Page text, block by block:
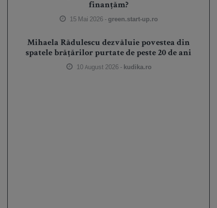
finanțăm?
15 Mai 2026 - green.start-up.ro
Mihaela Rădulescu dezvăluie povestea din
spatele brățărilor purtate de peste 20 de ani
10 August 2026 - kudika.ro